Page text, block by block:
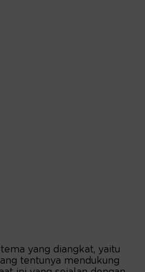
yang diangkat, yaitu
tentunya mendukung